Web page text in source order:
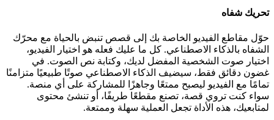
تحريك شفاه
حوّل مقاطع الفيديو الخاصة بك إلى قصص تنبض بالحياة مع محرّك
الشفاه بالذكاء الاصطناعي. كل ما عليك فعله هو اختيار الفيديو،
اختيار صوت الشخصية المفضل لديك، وكتابة نص الصوت. في
غضون دقائق فقط، سيضيف الذكاء الاصطناعي صوتًا طبيعيًا متزامنًا
تمامًا مع الفيديو ليصبح ممتعًا وجاهزًا للمشاركة على أي منصة.
سواء كنت تروي قصة، تصنع مقطعًا طريفًا، أو تنشئ محتوى
لمتابعيك، هذه الأداة تجعل العملية سهلة وممتعة.